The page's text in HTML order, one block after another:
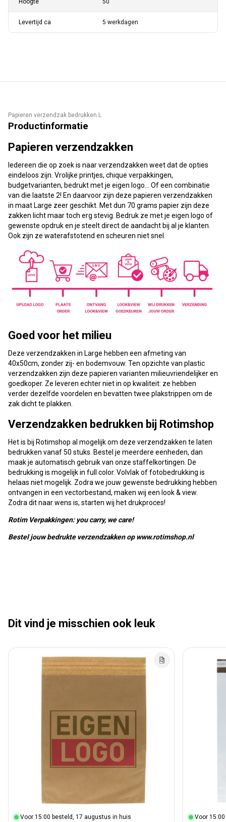
Hoogte 50
Levertijd ca 5 werkdagen
Papieren verzendzak bedrukken L
Productinformatie
Papieren verzendzakken
Iedereen die op zoek is naar verzendzakken weet dat de opties
eindeloos zijn. Vrolijke printjes, chique verpakkingen,
budgetvarianten, bedrukt met je eigen logo… Of een combinatie
van die laatste 2! En daarvoor zijn deze papieren verzendzakken
in maat Large zeer geschikt. Met dun 70 grams papier zijn deze
zakken licht maar toch erg stevig. Bedruk ze met je eigen logo of
gewenste opdruk en je steelt direct de aandacht bij al je klanten.
Ook zijn ze waterafstotend en scheuren niet snel.
Goed voor het milieu
Deze verzendzakken in Large hebben een afmeting van
40x50cm, zonder zij- en bodemvouw. Ten opzichte van plastic
verzendzakken zijn deze papieren varianten milieuvriendelijker en
goedkoper. Ze leveren echter niet in op kwaliteit: ze hebben
verder dezelfde voordelen en bevatten twee plakstrippen om de
zak dicht te plakken.
Verzendzakken bedrukken bij Rotimshop
Het is bij Rotimshop al mogelijk om deze verzendzakken te laten
bedrukken vanaf 50 stuks. Bestel je meerdere eenheden, dan
maak je automatisch gebruik van onze staffelkortingen. De
bedrukking is mogelijk in full color. Volvlak of fotobedrukking is
helaas niet mogelijk. Zodra we jouw gewenste bedrukking hebben
ontvangen in een vectorbestand, maken wij een look & view.
Zodra dit naar wens is, starten wij het drukproces!
Rotim Verpakkingen: you carry, we care!
Bestel jouw bedrukte verzendzakken op www.rotimshop.nl
Dit vind je misschien ook leuk
Voor 15:00 besteld, 17 augustus in huis Voor